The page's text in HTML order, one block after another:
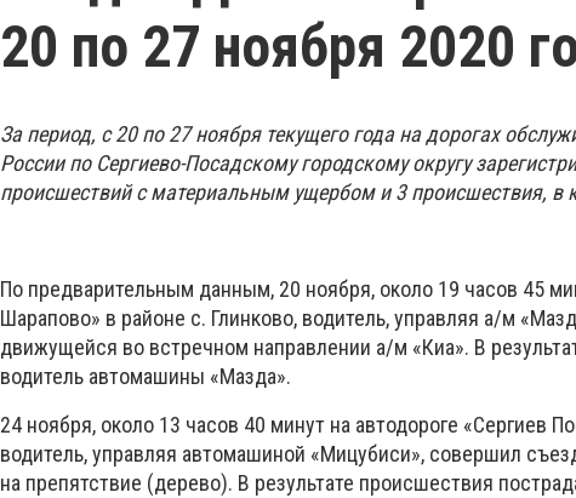
20 по 27 ноября 2020
За период, с 20 по 27 ноября текущего года на дорогах
России по Сергиево-Посадскому городскому округу
происшествий с материальным ущербом и 3 происшествия, в
По предварительным данным, 20 ноября, около 19 часов 45
Шарапово» в районе с. Глинково, водитель, управляя а/м
движущейся во встречном направлении а/м «Киа». В
водитель автомашины «Мазда».
24 ноября, около 13 часов 40 минут на автодороге «Сергиев
водитель, управляя автомашиной «Мицубиси», совершил
на препятствие (дерево). В результате происшествия